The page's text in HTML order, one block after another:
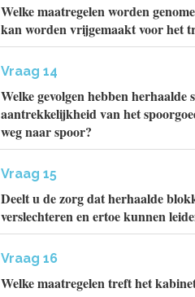
Welke maatregelen worden
kan worden vrijgemaakt voor het
Vraag 14
Welke gevolgen hebben
aantrekkelijkheid van het
weg naar spoor?
Vraag 15
Deelt u de zorg dat herhaalde
verslechteren en ertoe kunnen
Vraag 16
Welke maatregelen treft het